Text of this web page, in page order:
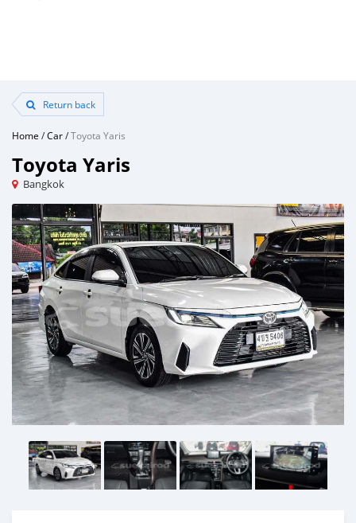
Return back
Home /Car/Toyota Yaris
Toyota Yaris
Bangkok